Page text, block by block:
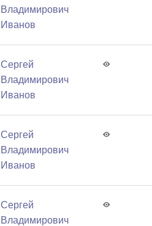
Владимирович
Иванов
Сергей
Владимирович
Иванов
Сергей
Владимирович
Иванов
Сергей
Владимирович